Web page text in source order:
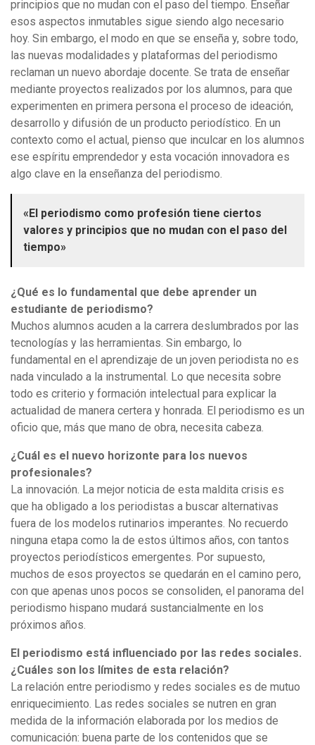
principios que no mudan con el paso del tiempo. Enseñar
esos aspectos inmutables sigue siendo algo necesario
hoy. Sin embargo, el modo en que se enseña y, sobre todo,
las nuevas modalidades y plataformas del periodismo
reclaman un nuevo abordaje docente. Se trata de enseñar
mediante proyectos realizados por los alumnos, para que
experimenten en primera persona el proceso de ideación,
desarrollo y difusión de un producto periodístico. En un
contexto como el actual, pienso que inculcar en los alumnos
ese espíritu emprendedor y esta vocación innovadora es
algo clave en la enseñanza del periodismo.
«El periodismo como profesión tiene ciertos
valores y principios que no mudan con el paso del
tiempo»
¿Qué es lo fundamental que debe aprender un
estudiante de periodismo?
Muchos alumnos acuden a la carrera deslumbrados por las
tecnologías y las herramientas. Sin embargo, lo
fundamental en el aprendizaje de un joven periodista no es
nada vinculado a la instrumental. Lo que necesita sobre
todo es criterio y formación intelectual para explicar la
actualidad de manera certera y honrada. El periodismo es un
oficio que, más que mano de obra, necesita cabeza.
¿Cuál es el nuevo horizonte para los nuevos
profesionales?
La innovación. La mejor noticia de esta maldita crisis es
que ha obligado a los periodistas a buscar alternativas
fuera de los modelos rutinarios imperantes. No recuerdo
ninguna etapa como la de estos últimos años, con tantos
proyectos periodísticos emergentes. Por supuesto,
muchos de esos proyectos se quedarán en el camino pero,
con que apenas unos pocos se consoliden, el panorama del
periodismo hispano mudará sustancialmente en los
próximos años.
El periodismo está influenciado por las redes sociales.
¿Cuáles son los límites de esta relación?
La relación entre periodismo y redes sociales es de mutuo
enriquecimiento. Las redes sociales se nutren en gran
medida de la información elaborada por los medios de
comunicación: buena parte de los contenidos que se